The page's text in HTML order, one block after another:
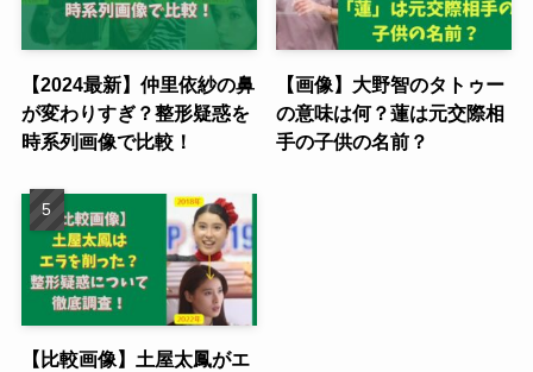
【2024最新】仲里依紗の鼻
が変わりすぎ？整形疑惑を
時系列画像で比較！
【画像】大野智のタトゥー
の意味は何？蓮は元交際相
手の子供の名前？
【比較画像】土屋太鳳がエ